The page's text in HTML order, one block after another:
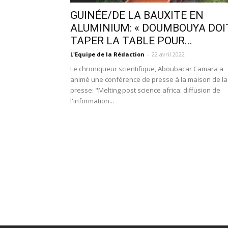
GUINÉE/DE LA BAUXITE EN
ALUMINIUM: « DOUMBOUYA
TAPER LA TABLE POUR...
L'Equipe de la Rédaction - 22 avril 2022
Le chroniqueur scientifique, Aboubacar Camara a
animé une conférence de presse à la maison de la
presse: "Melting post science africa: diffusion de
l'information...